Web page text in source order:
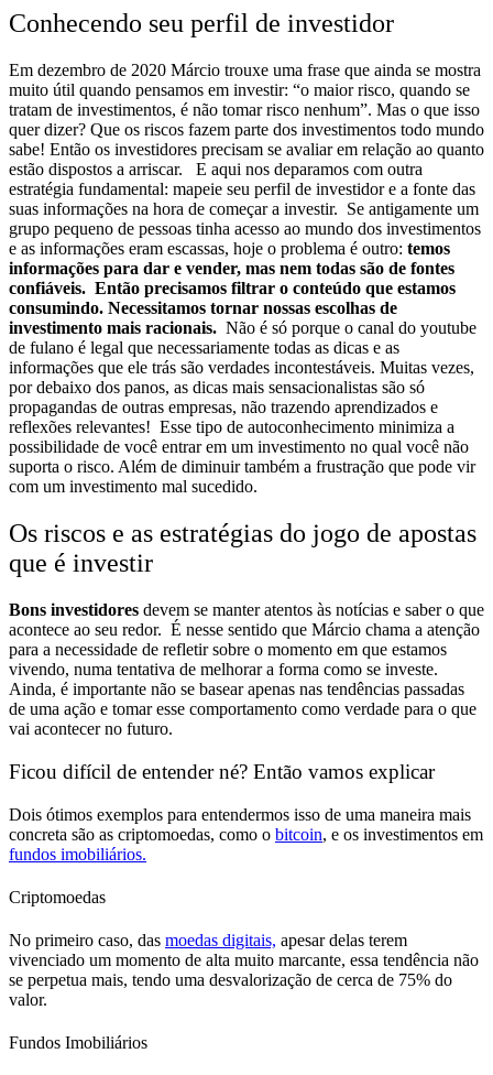
Conhecendo seu perfil de investidor
Em dezembro de 2020 Márcio trouxe uma frase que ainda se mostra
muito útil quando pensamos em investir: “o maior risco, quando se
tratam de investimentos, é não tomar risco nenhum”. Mas o que isso
quer dizer? Que os riscos fazem parte dos investimentos todo mundo
sabe! Então os investidores precisam se avaliar em relação ao quanto
estão dispostos a arriscar. E aqui nos deparamos com outra
estratégia fundamental: mapeie seu perfil de investidor e a fonte das
suas informações na hora de começar a investir. Se antigamente um
grupo pequeno de pessoas tinha acesso ao mundo dos investimentos
e as informações eram escassas, hoje o problema é outro: temos
informações para dar e vender, mas nem todas são de fontes
confiáveis. Então precisamos filtrar o conteúdo que estamos
consumindo. Necessitamos tornar nossas escolhas de
investimento mais racionais. Não é só porque o canal do youtube
de fulano é legal que necessariamente todas as dicas e as
informações que ele trás são verdades incontestáveis. Muitas vezes,
por debaixo dos panos, as dicas mais sensacionalistas são só
propagandas de outras empresas, não trazendo aprendizados e
reflexões relevantes! Esse tipo de autoconhecimento minimiza a
possibilidade de você entrar em um investimento no qual você não
suporta o risco. Além de diminuir também a frustração que pode vir
com um investimento mal sucedido.
Os riscos e as estratégias do jogo de apostas
que é investir
Bons investidores devem se manter atentos às notícias e saber o que
acontece ao seu redor. É nesse sentido que Márcio chama a atenção
para a necessidade de refletir sobre o momento em que estamos
vivendo, numa tentativa de melhorar a forma como se investe.
Ainda, é importante não se basear apenas nas tendências passadas
de uma ação e tomar esse comportamento como verdade para o que
vai acontecer no futuro.
Ficou difícil de entender né? Então vamos explicar
Dois ótimos exemplos para entendermos isso de uma maneira mais
concreta são as criptomoedas, como o bitcoin, e os investimentos em
fundos imobiliários.
Criptomoedas
No primeiro caso, das moedas digitais, apesar delas terem
vivenciado um momento de alta muito marcante, essa tendência não
se perpetua mais, tendo uma desvalorização de cerca de 75% do
valor.
Fundos Imobiliários